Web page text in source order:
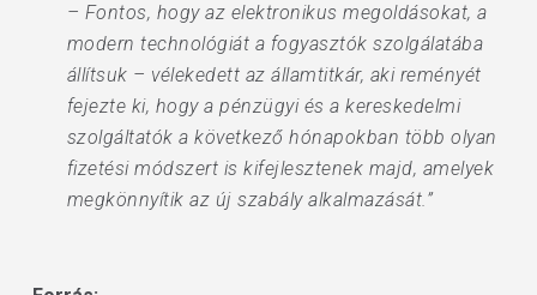
– Fontos, hogy az elektronikus megoldásokat, a
modern technológiát a fogyasztók szolgálatába
állítsuk – vélekedett az államtitkár, aki reményét
fejezte ki, hogy a pénzügyi és a kereskedelmi
szolgáltatók a következő hónapokban több olyan
fizetési módszert is kifejlesztenek majd, amelyek
megkönnyítik az új szabály alkalmazását.”